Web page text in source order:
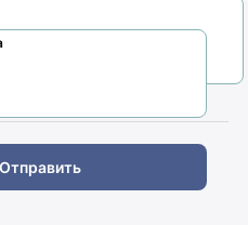
Отправить